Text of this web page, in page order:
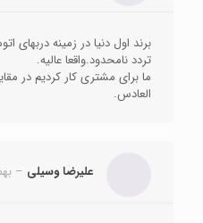
برند اول دنیا در زمینه دربهای
تردد نامحدود.واقعا عالیه.
ما برای مشتری کار کردیم در
العادس.
علیرضا وسیلی –